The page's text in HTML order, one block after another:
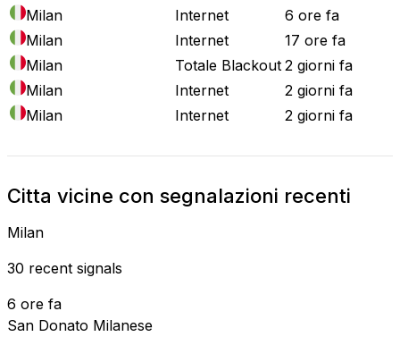
Milan
Internet
6 ore fa
Milan
Internet
17 ore fa
Milan
Totale Blackout 2 giorni fa
Milan
Internet
2 giorni fa
Milan
Internet 2 giorni fa
Citta vicine con segnalazioni recenti
Milan
30 recent signals
6 ore fa
San Donato Milanese